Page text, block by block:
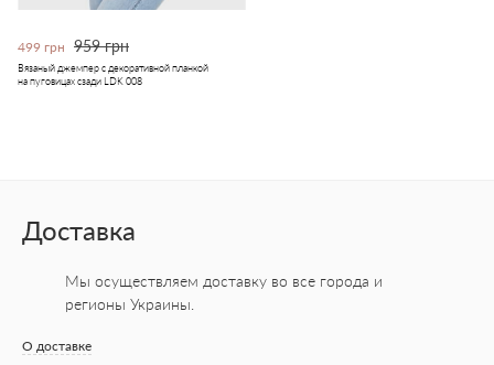
499 грн 959 грн
Вязаный джемпер с декоративной планкой
на пуговицах сзади LDK 008
Доставка
Мы осуществляем доставку во все города и
регионы Украины.
О доставке